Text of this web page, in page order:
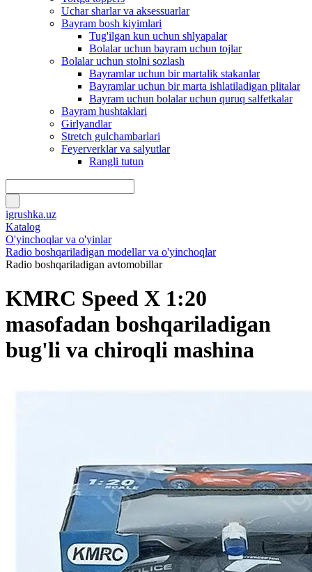
Uchar sharlar va aksessuarlar
Bayram bosh kiyimlari
Tug'ilgan kun uchun shlyapalar
Bolalar uchun bayram uchun tojlar
Bolalar uchun stolni sozlash
Bayramlar uchun bir martalik stakanlar
Bayramlar uchun bir marta ishlatiladigan plitalar
Bayram uchun bolalar uchun quruq salfetkalar
Bayram hushtaklari
Girlyandlar
Stretch gulchambarlari
Feyerverklar va salyutlar
Rangli tutun
igrushka.uz
Katalog
O'yinchoqlar va o'yinlar
Radio boshqariladigan modellar va o'yinchoqlar
Radio boshqariladigan avtomobillar
KMRC Speed X 1:20
masofadan boshqariladigan
bug'li va chiroqli mashina